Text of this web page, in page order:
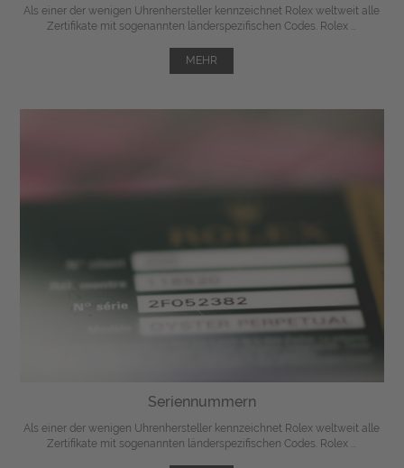
Als einer der wenigen Uhrenhersteller kennzeichnet Rolex weltweit alle
Zertifikate mit sogenannten länderspezifischen Codes. Rolex ...
MEHR
Seriennummern
Als einer der wenigen Uhrenhersteller kennzeichnet Rolex weltweit alle
Zertifikate mit sogenannten länderspezifischen Codes. Rolex ...